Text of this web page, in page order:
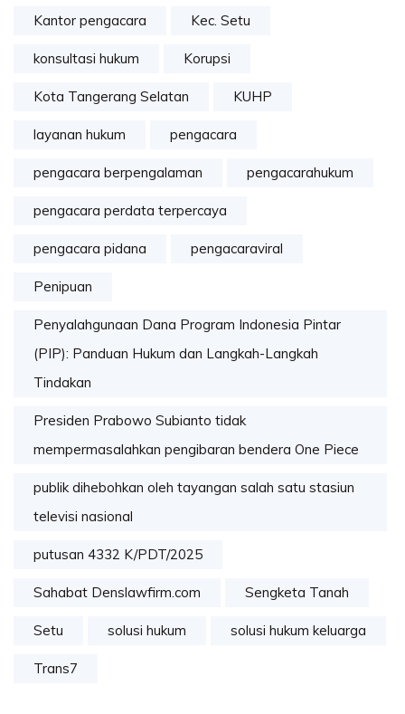
Kantor pengacara Kec. Setu
konsultasi hukum Korupsi
Kota Tangerang Selatan KUHP
layanan hukum pengacara
pengacara berpengalaman pengacarahukum
pengacara perdata terpercaya
pengacara pidana pengacaraviral
Penipuan
Penyalahgunaan Dana Program Indonesia Pintar
(PIP): Panduan Hukum dan Langkah-Langkah
Tindakan
Presiden Prabowo Subianto tidak
mempermasalahkan pengibaran bendera One Piece
publik dihebohkan oleh tayangan salah satu stasiun
televisi nasional
putusan 4332 K/PDT/2025
Sahabat Denslawfirm.com Sengketa Tanah
Setu solusi hukum solusi hukum keluarga
Trans7